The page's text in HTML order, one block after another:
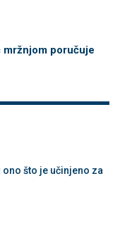
mržnjom poručuje
što je učinjeno za